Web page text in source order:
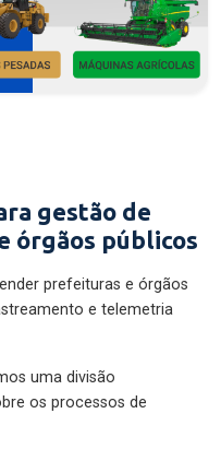
gestão de
órgãos públicos
prefeituras e órgãos
e telemetria
uma divisão
os processos de